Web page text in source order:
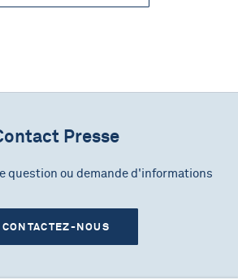
Presse
question ou demande d'informations
CONTACTEZ-NOUS